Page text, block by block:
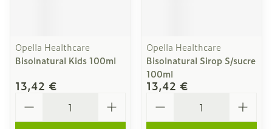
Opella Healthcare
Bisolnatural Kids 100ml
13,42 €
Opella Healthcare
Bisolnatural Sirop S/sucre
100ml
13,42 €